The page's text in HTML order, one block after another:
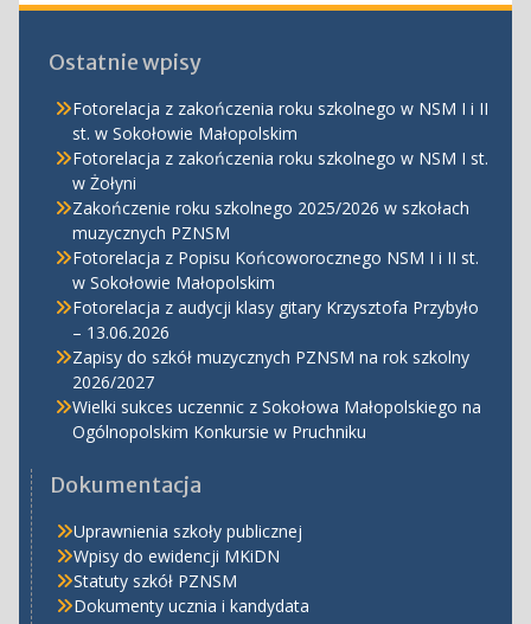
Ostatnie wpisy
Fotorelacja z zakończenia roku szkolnego w NSM I i II
st. w Sokołowie Małopolskim
Fotorelacja z zakończenia roku szkolnego w NSM I st.
w Żołyni
Zakończenie roku szkolnego 2025/2026 w szkołach
muzycznych PZNSM
Fotorelacja z Popisu Końcoworocznego NSM I i II st.
w Sokołowie Małopolskim
Fotorelacja z audycji klasy gitary Krzysztofa Przybyło
– 13.06.2026
Zapisy do szkół muzycznych PZNSM na rok szkolny
2026/2027
Wielki sukces uczennic z Sokołowa Małopolskiego na
Ogólnopolskim Konkursie w Pruchniku
Dokumentacja
Uprawnienia szkoły publicznej
Wpisy do ewidencji MKiDN
Statuty szkół PZNSM
Dokumenty ucznia i kandydata